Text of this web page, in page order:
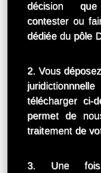
décision
contester ou
dédiée du pôle
2. Vous
télécharger ci-
permet de
traitement de
3. Une fois